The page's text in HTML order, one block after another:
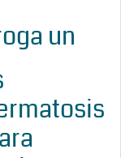
un